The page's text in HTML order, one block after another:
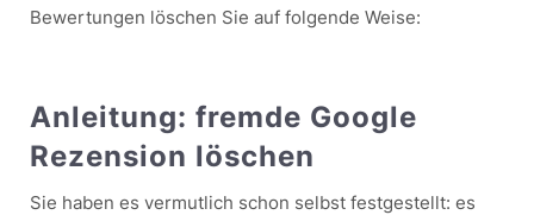
Bewertungen löschen Sie auf folgende Weise:
Anleitung: fremde Google
Rezension löschen
Sie haben es vermutlich schon selbst festgestellt: es